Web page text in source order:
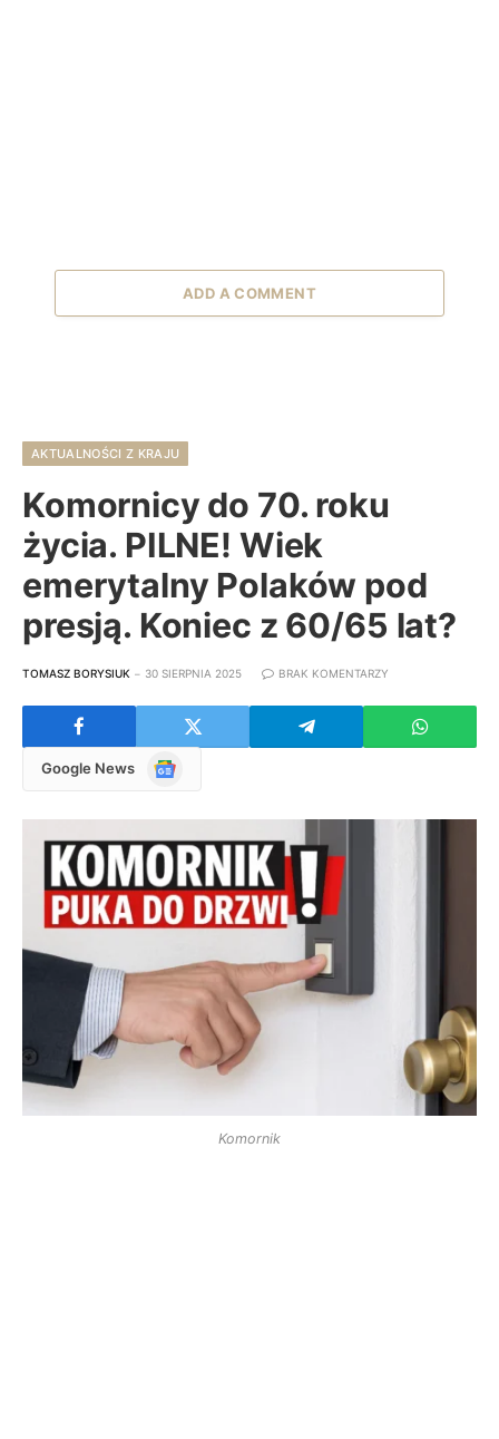
ADD A COMMENT
AKTUALNOŚCI Z KRAJU
Komornicy do 70. roku
życia. PILNE! Wiek
emerytalny Polaków pod
presją. Koniec z 60/65 lat?
TOMASZ BORYSIUK 30 SIERPNIA 2025 BRAK KOMENTARZY
Google News
Google
Komornik